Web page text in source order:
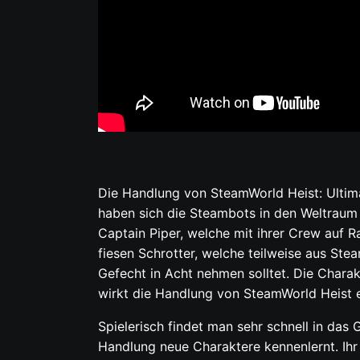
Die Handlung von SteamWorld Heist:
haben sich die Steambots in den
Captain Piper, welche mit ihrer Crew auf
fiesen Schrotter, welche teilweise aus
Gefecht in Acht nehmen solltet. Die
wirkt die Handlung von SteamWorld
Spielerisch findet man sehr schnell in das
Handlung neue Charaktere kennenlernt.